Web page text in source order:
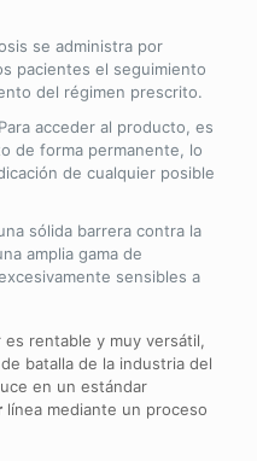
se administra por
pacientes el seguimiento
del régimen prescrito.
Para acceder al producto, es
de forma permanente, lo
de cualquier posible
sólida barrera contra la
amplia gama de
sensibles a
rentable y muy versátil,
batalla de la industria del
en un estándar
línea mediante un proceso